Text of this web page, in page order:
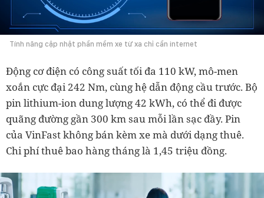
Tính năng cập nhật phần mềm xe từ xa chỉ cần internet
Động cơ điện có công suất tối đa 110 kW, mô-men
xoắn cực đại 242 Nm, cùng hệ dẫn động cầu trước. Bộ
pin lithium-ion dung lượng 42 kWh, có thể đi được
quãng đường gần 300 km sau mỗi lần sạc đầy. Pin
của VinFast không bán kèm xe mà dưới dạng thuê.
Chi phí thuê bao hàng tháng là 1,45 triệu đồng.